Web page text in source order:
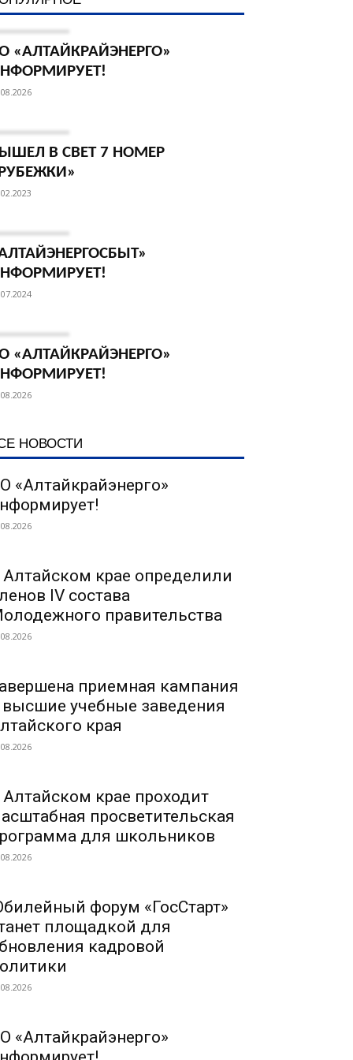
«АЛТАЙКРАЙЭНЕРГО»
В СВЕТ 7 НОМЕР
«АЛТАЙКРАЙЭНЕРГО»
НОВОСТИ
«Алтайкрайэнерго»
Алтайском крае определили
IV состава
правительства
приемная кампания
высшие учебные заведения
края
Алтайском крае проходит
просветительская
для школьников
форум «ГосСтарт»
площадкой для
кадровой
«Алтайкрайэнерго»